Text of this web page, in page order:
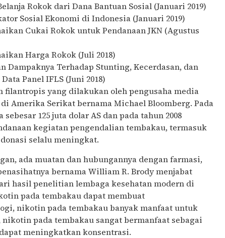
Rokok dari Dana Bantuan Sosial (Januari 2019)
Sosial Ekonomi di Indonesia (Januari 2019)
Cukai Rokok untuk Pendanaan JKN (Agustus
Harga Rokok (Juli 2018)
Dampaknya Terhadap Stunting, Kecerdasan, dan
Panel IFLS (Juni 2018)
yang dilakukan oleh pengusaha media
Amerika Serikat bernama Michael Bloomberg. Pada
125 juta dolar AS dan pada tahun 2008
kegiatan pengendalian tembakau, termasuk
selalu meningkat.
ada muatan dan hubungannya dengan farmasi,
bernama William R. Brody menjabat
hasil penelitian lembaga kesehatan modern di
pada tembakau dapat membuat
nikotin pada tembakau banyak manfaat untuk
pada tembakau sangat bermanfaat sebagai
meningkatkan konsentrasi.